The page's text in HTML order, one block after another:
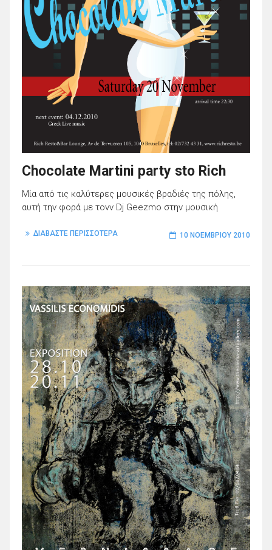
Chocolate Martini party sto Rich
Μία από τις καλύτερες μουσικές βραδιές της πόλης,
αυτή την φορά με τονν Dj Geezmo στην μουσική
ΔΙΑΒΑΣΤΕ ΠΕΡΙΣΣΟΤΕΡΑ 10 ΝΟΕΜΒΡΊΟΥ 2010